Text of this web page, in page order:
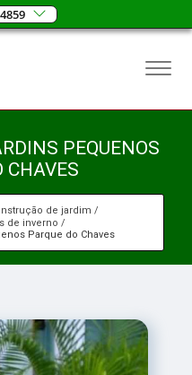
PEQUENOS
CHAVES
de jardim
de inverno
Parque do Chaves